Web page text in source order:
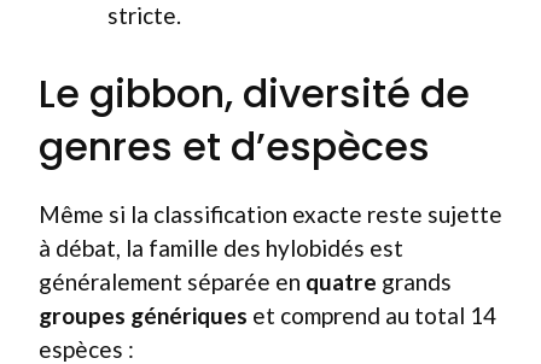
stricte.
Le gibbon, diversité de
genres et d’espèces
Même si la classification exacte reste sujette
à débat, la famille des hylobidés est
généralement séparée en quatre grands
groupes génériques et comprend au total 14
espèces :